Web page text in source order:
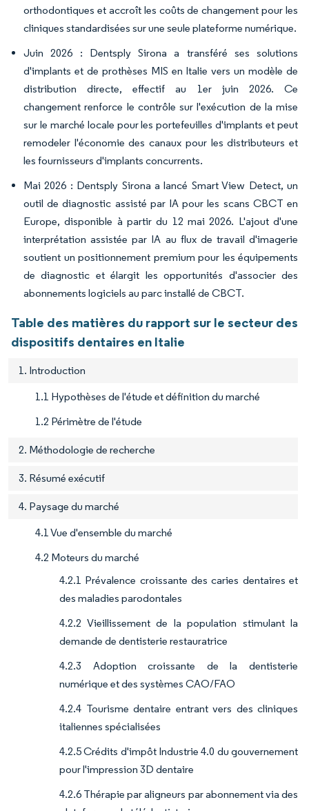
orthodontiques et accroît les coûts de changement pour les
cliniques standardisées sur une seule plateforme numérique.
Juin 2026 : Dentsply Sirona a transféré ses solutions
d'implants et de prothèses MIS en Italie vers un modèle de
distribution directe, effectif au 1er juin 2026. Ce
changement renforce le contrôle sur l'exécution de la mise
sur le marché locale pour les portefeuilles d'implants et peut
remodeler l'économie des canaux pour les distributeurs et
les fournisseurs d'implants concurrents.
Mai 2026 : Dentsply Sirona a lancé Smart View Detect, un
outil de diagnostic assisté par IA pour les scans CBCT en
Europe, disponible à partir du 12 mai 2026. L'ajout d'une
interprétation assistée par IA au flux de travail d'imagerie
soutient un positionnement premium pour les équipements
de diagnostic et élargit les opportunités d'associer des
abonnements logiciels au parc installé de CBCT.
Table des matières du rapport sur le secteur des
dispositifs dentaires en Italie
1. Introduction
1.1 Hypothèses de l'étude et définition du marché
1.2 Périmètre de l'étude
2. Méthodologie de recherche
3. Résumé exécutif
4. Paysage du marché
4.1 Vue d'ensemble du marché
4.2 Moteurs du marché
4.2.1 Prévalence croissante des caries dentaires et
des maladies parodontales
4.2.2 Vieillissement de la population stimulant la
demande de dentisterie restauratrice
4.2.3 Adoption croissante de la dentisterie
numérique et des systèmes CAO/FAO
4.2.4 Tourisme dentaire entrant vers des cliniques
italiennes spécialisées
4.2.5 Crédits d'impôt Industrie 4.0 du gouvernement
pour l'impression 3D dentaire
4.2.6 Thérapie par aligneurs par abonnement via des